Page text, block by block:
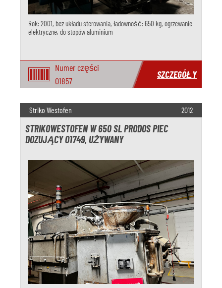
Rok: 2001, bez układu sterowania, ładowność: 650 kg, ogrzewanie
elektryczne, do stopów aluminium
Numer części
O1857
SZCZEGÓŁY
Striko Westofen 2012
STRIKOWESTOFEN W 650 SL PRODOS PIEC
DOZUJĄCY O1749, UŻYWANY